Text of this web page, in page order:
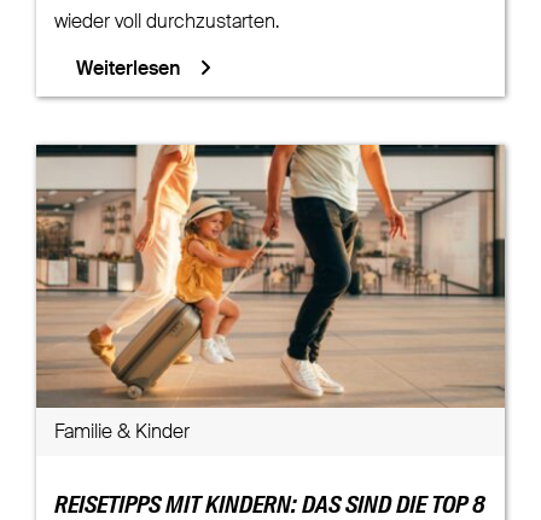
wieder voll durchzustarten.
Weiterlesen
Familie & Kinder
REISETIPPS MIT KINDERN: DAS SIND DIE TOP 8